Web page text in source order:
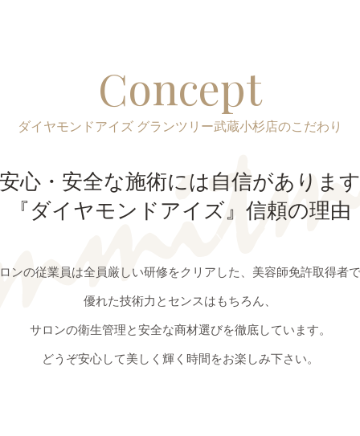
Concept
ダイヤモンドアイズ グランツリー武蔵小杉店のこだわり
安心・安全な施術には 自信があります
『ダイヤモンドアイズ』 信頼の理由
ンの従業員は全員厳しい研修をクリアした、 美容師免許取得者で
優れた技術力とセンスはもちろん、
サロンの衛生管理と安全な商材選びを徹底しています。
どうぞ安心して美しく輝く時間をお楽しみ下さい。